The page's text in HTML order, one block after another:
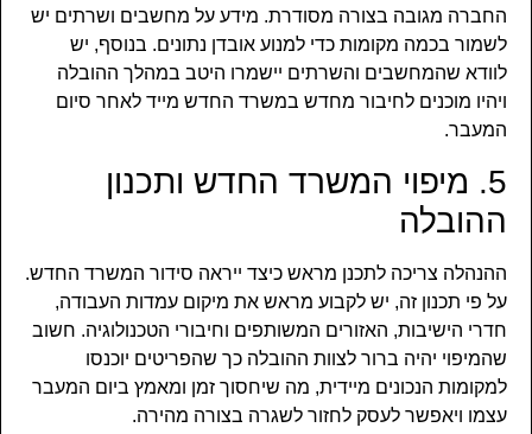
החברה מגובה בצורה מסודרת. מידע על מחשבים ושרתים יש
לשמור בכמה מקומות כדי למנוע אובדן נתונים. בנוסף, יש
לוודא שהמחשבים והשרתים יישמרו היטב במהלך ההובלה
ויהיו מוכנים לחיבור מחדש במשרד החדש מייד לאחר סיום
המעבר.
5. מיפוי המשרד החדש ותכנון
ההובלה
ההנהלה צריכה לתכנן מראש כיצד ייראה סידור המשרד החדש.
על פי תכנון זה, יש לקבוע מראש את מיקום עמדות העבודה,
חדרי הישיבות, האזורים המשותפים וחיבורי הטכנולוגיה. חשוב
שהמיפוי יהיה ברור לצוות ההובלה כך שהפריטים יוכנסו
למקומות הנכונים מיידית, מה שיחסוך זמן ומאמץ ביום המעבר
עצמו ויאפשר לעסק לחזור לשגרה בצורה מהירה.